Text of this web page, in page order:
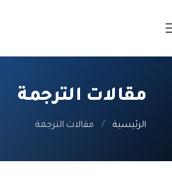
مقالات الترجمة
الرئيسية / مقالات الترجمة